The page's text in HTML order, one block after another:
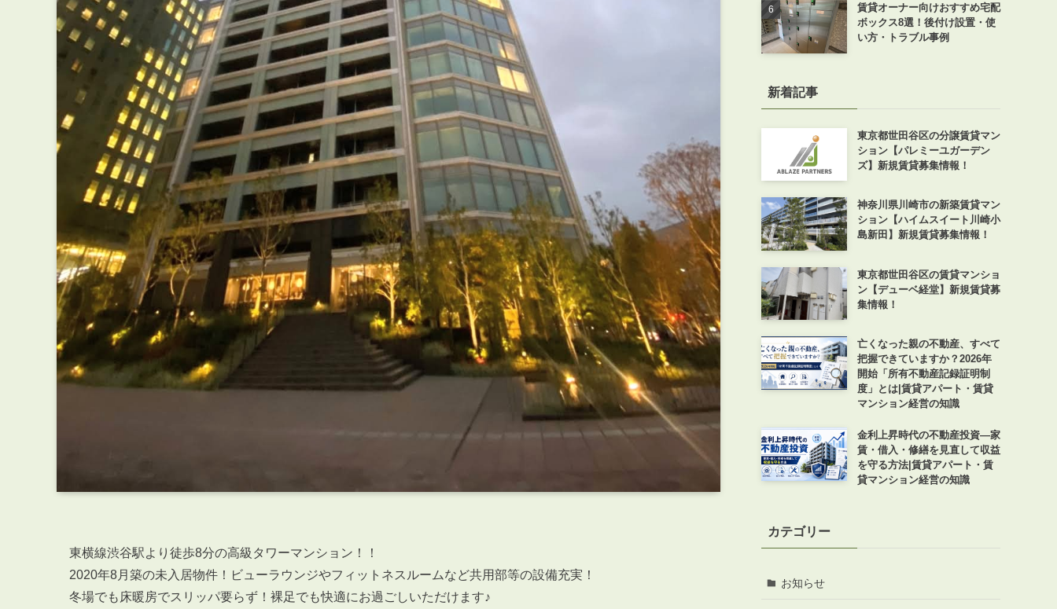
東横線渋谷駅より徒歩8分の高級タワーマンション！！
2020年8月築の未入居物件！ビューラウンジやフィットネスルームなど共用部等の設備充実！
冬場でも床暖房でスリッパ要らず！裸足でも快適にお過ごしいただけます♪
賃貸オーナー向けおすすめ宅配
ボックス8選！後付け設置・使
い方・トラブル事例
新着記事
東京都世田谷区の分譲賃貸マン
ション【パレミーユガーデン
ズ】新規賃貸募集情報！
神奈川県川崎市の新築賃貸マン
ション【ハイムスイート川崎小
島新田】新規賃貸募集情報！
東京都世田谷区の賃貸マンショ
ン【デューベ経堂】新規賃貸募
集情報！
亡くなった親の不動産、すべて
把握できていますか？2026年
開始「所有不動産記録証明制
度」とは|賃貸アパート・賃貸
マンション経営の知識
金利上昇時代の不動産投資―家
賃・借入・修繕を見直して収益
を守る方法|賃貸アパート・賃
貸マンション経営の知識
カテゴリー
お知らせ